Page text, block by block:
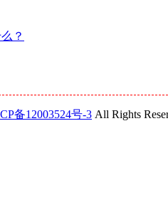
？
备12003524号-3 All Rights